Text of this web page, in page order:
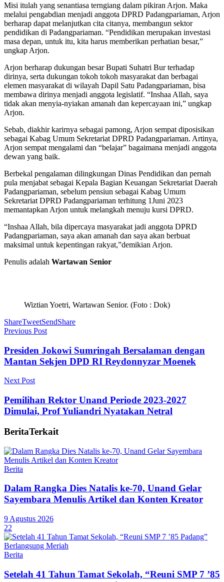
Misi itulah yang senantiasa terngiang dalam pikiran Arjon. Maka
melalui pengabdian menjadi anggota DPRD Padangpariaman, Arjon
berharap dapat melanjutkan cita citanya, membangun sektor
pendidikan di Padangpariaman. “Pendidikan merupakan investasi
masa depan, untuk itu, kita harus memberikan perhatian besar,”
ungkap Arjon.
Arjon berharap dukungan besar Bupati Suhatri Bur terhadap
dirinya, serta dukungan tokoh tokoh masyarakat dan berbagai
elemen masyarakat di wilayah Dapil Satu Padangpariaman, bisa
membawa dirinya menjadi anggota legislatif. “Inshaa Allah, saya
tidak akan menyia-nyiakan amanah dan kepercayaan ini,” ungkap
Arjon.
Sebab, diakhir karirnya sebagai pamong, Arjon sempat diposisikan
sebagai Kabag Umum Sekretariat DPRD Padangpariaman. Artinya,
Arjon sempat mengalami dan “belajar” bagaimana menjadi anggota
dewan yang baik.
Berbekal pengalaman dilingkungan Dinas Pendidikan dan pernah
pula menjabat sebagai Kepala Bagian Keuangan Sekretariat Daerah
Padangpariaman, sebelum pensiun sebagai Kabag Umum
Sekretariat DPRD Padangpariaman terhitung 1Juni 2023
memantapkan Arjon untuk melangkah menuju kursi DPRD.
“Inshaa Allah, bila dipercaya masyarakat jadi anggota DPRD
Padangpariaman, saya akan amanah dan saya akan berbuat
maksimal untuk kepentingan rakyat,”demikian Arjon.
Penulis adalah Wartawan Senior
Wiztian Yoetri, Wartawan Senior. (Foto : Dok)
ShareTweetSendShare
Previous Post
Presiden Jokowi Sumringah Bersalaman dengan
Mantan Sekjen DPD RI Reydonnyzar Moenek
Next Post
Pemilihan Rektor Unand Periode 2023-2027
Dimulai, Prof Yuliandri Nyatakan Netral
BeritaTerkait
Berita
Dalam Rangka Dies Natalis ke-70, Unand Gelar
Sayembara Menulis Artikel dan Konten Kreator
9 Agustus 2026
22
Berita
Setelah 41 Tahun Tamat Sekolah, “Reuni SMP 7 ’85